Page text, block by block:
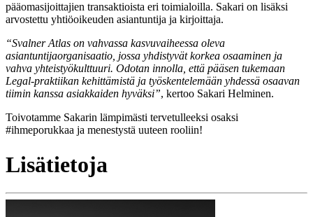
pääomasijoittajien transaktioista eri toimialoilla. Sakari on lisäksi
arvostettu yhtiöoikeuden asiantuntija ja kirjoittaja.
“Svalner Atlas on vahvassa kasvuvaiheessa oleva
asiantuntijaorganisaatio, jossa yhdistyvät korkea osaaminen ja
vahva yhteistyökulttuuri. Odotan innolla, että pääsen tukemaan
Legal-praktiikan kehittämistä ja työskentelemään yhdessä osaavan
tiimin kanssa asiakkaiden hyväksi”, kertoo Sakari Helminen.
Toivotamme Sakarin lämpimästi tervetulleeksi osaksi
#ihmeporukkaa ja menestystä uuteen rooliin!
Lisätietoja